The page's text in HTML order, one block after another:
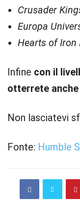
Crusader
Europa
Hearts of Iron
Infine con il
otterrete
Non lasciatevi
Fonte: Humble